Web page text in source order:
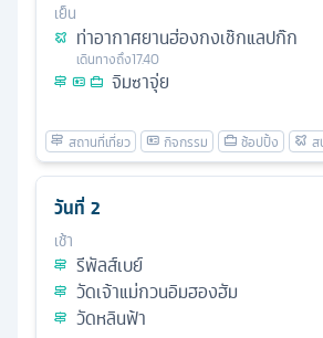
เย็น
ท่าอากาศยานฮ่องกงเช๊กแลปก๊ก
เดินทางถึง17.40
จิมซาจุ่ย
วันที่ 2
เช้า
รีพัลส์เบย์
วัดเจ้าแม่กวนอิมฮองฮัม
วัดหลินฟ้า